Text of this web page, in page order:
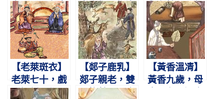
力于田。象鳥
相助，孝感動
天。
米奉親。親沒
仕楚，歎不及
貧。
與有餘。母齧
其指，負薪歸
廬。
【老萊斑衣】
老萊七十，戲
彩娛親。作嬰
【郯子鹿乳】
郯子親老，雙
目皆瞽。入鹿
【黃香溫凊】
黃香九歲，母